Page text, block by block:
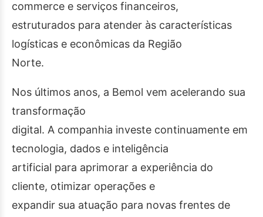
commerce e serviços financeiros,
estruturados para atender às características
logísticas e econômicas da Região
Norte.
Nos últimos anos, a Bemol vem acelerando sua
transformação
digital. A companhia investe continuamente em
tecnologia, dados e inteligência
artificial para aprimorar a experiência do
cliente, otimizar operações e
expandir sua atuação para novas frentes de